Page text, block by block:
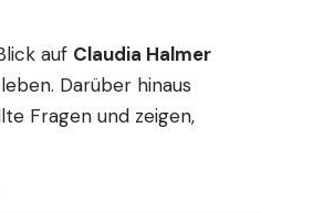
auf Claudia Halmer
Darüber hinaus
Fragen und zeigen,